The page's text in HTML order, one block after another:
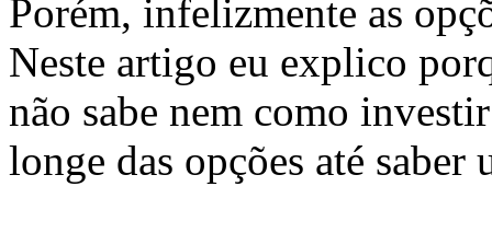
Porém, infelizmente as
Neste artigo eu explico
não sabe nem como
longe das opções até